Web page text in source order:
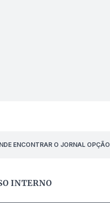
ENCONTRAR O JORNAL OPÇÃO
INTERNO